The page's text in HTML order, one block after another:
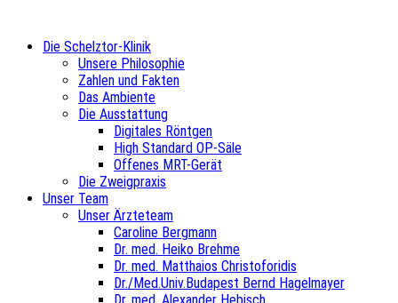
Die Schelztor-Klinik
Unsere Philosophie
Zahlen und Fakten
Das Ambiente
Die Ausstattung
Digitales Röntgen
High Standard OP-Säle
Offenes MRT-Gerät
Die Zweigpraxis
Unser Team
Unser Ärzteteam
Caroline Bergmann
Dr. med. Heiko Brehme
Dr. med. Matthaios Christoforidis
Dr./Med.Univ.Budapest Bernd Hagelmayer